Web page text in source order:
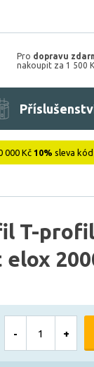
Pro dopravu
nakoupit za 1 500
000 Kč 10% sleva kód
T-
- +